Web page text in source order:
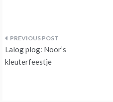
Bericht
navigatie
Lalog plog: Noor’s
kleuterfeestje